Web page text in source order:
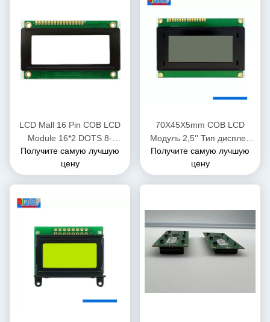
LCD Mall 16 Pin COB LCD
Module 16*2 DOTS 8-
битный параллельный
интерфейс
Получите самую лучшую
цену
70X45X5mm COB LCD
Модуль 2,5'' Тип дисплея
COB Чип на борту
Получите самую лучшую
цену